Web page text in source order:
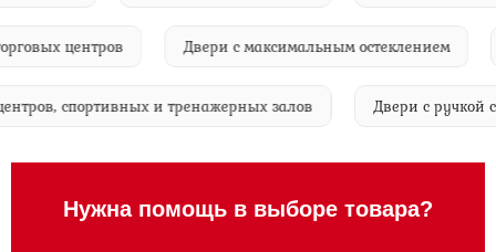
центров Двери с максимальным остеклением
центров, спортивных и тренажерных залов Двери с
Нужна помощь в выборе товара?